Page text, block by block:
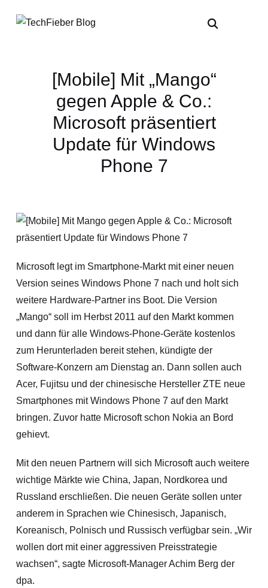
[Mobile] Mit „Mango“
gegen Apple & Co.:
Microsoft präsentiert
Update für Windows
Phone 7
Microsoft legt im Smartphone-Markt mit einer neuen
Version seines Windows Phone 7 nach und holt sich
weitere Hardware-Partner ins Boot. Die Version
„Mango“ soll im Herbst 2011 auf den Markt kommen
und dann für alle Windows-Phone-Geräte kostenlos
zum Herunterladen bereit stehen, kündigte der
Software-Konzern am Dienstag an. Dann sollen auch
Acer, Fujitsu und der chinesische Hersteller ZTE neue
Smartphones mit Windows Phone 7 auf den Markt
bringen. Zuvor hatte Microsoft schon Nokia an Bord
gehievt.
Mit den neuen Partnern will sich Microsoft auch weitere
wichtige Märkte wie China, Japan, Nordkorea und
Russland erschließen. Die neuen Geräte sollen unter
anderem in Sprachen wie Chinesisch, Japanisch,
Koreanisch, Polnisch und Russisch verfügbar sein. „Wir
wollen dort mit einer aggressiven Preisstrategie
wachsen“, sagte Microsoft-Manager Achim Berg der
dpa.